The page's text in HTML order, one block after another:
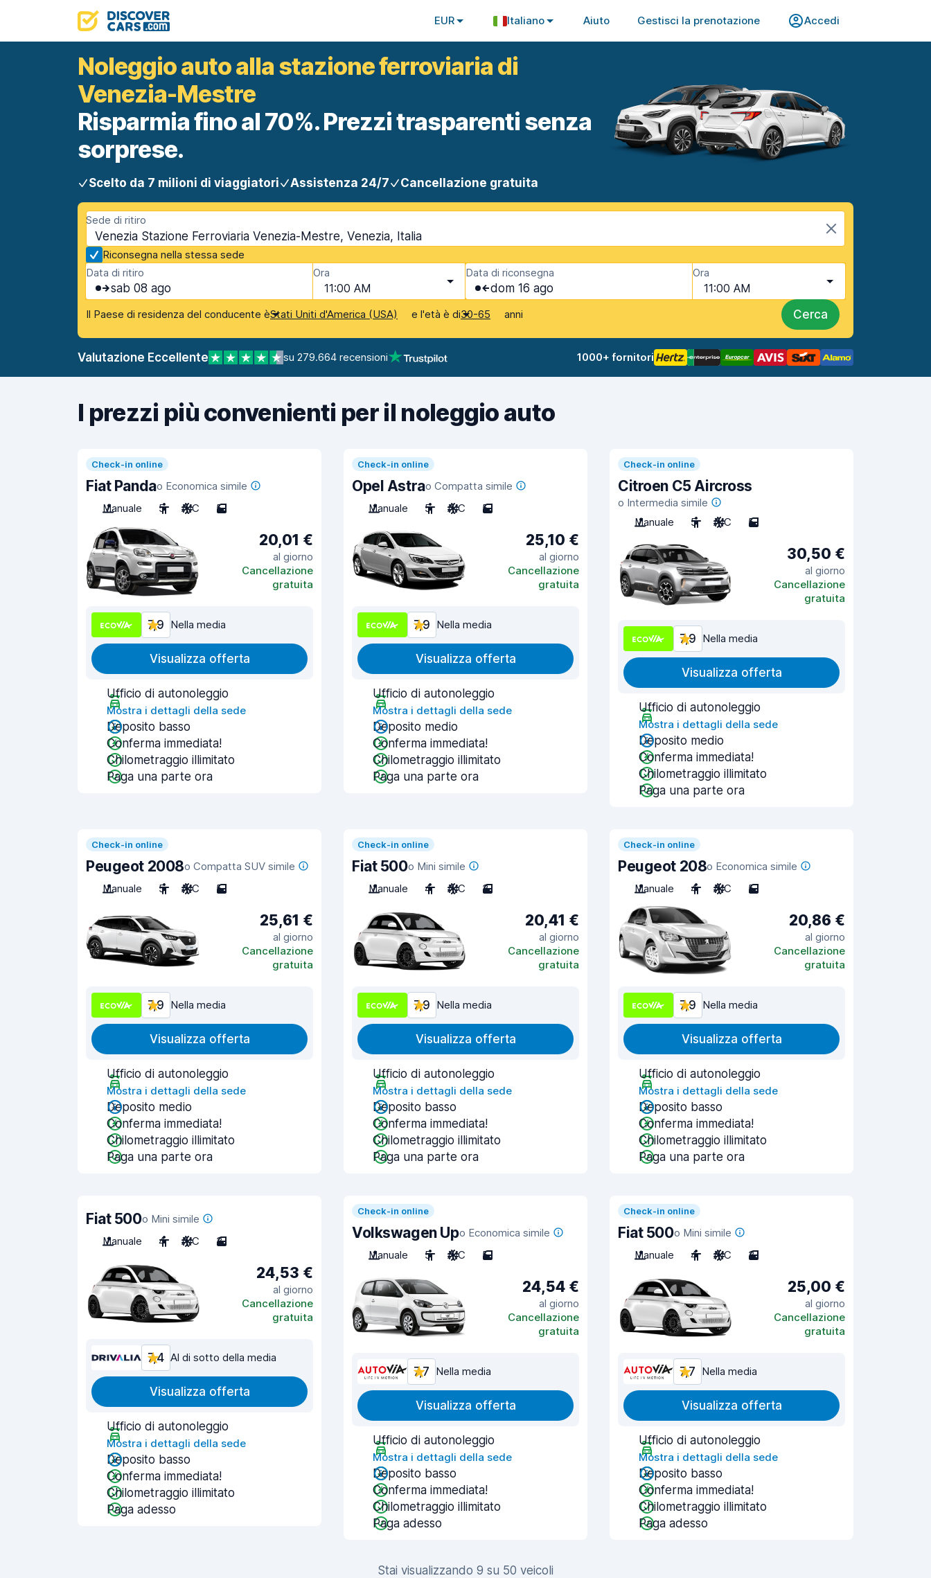
EUR Italiano Aiuto Gestisci la prenotazione Accedi
Noleggio auto alla stazione ferroviaria di
Venezia-Mestre
Risparmia fino al 70%. Prezzi trasparenti senza
sorprese.
Scelto da 7 milioni di viaggiatori Assistenza 24/7 Cancellazione gratuita
Sede di ritiro
Venezia Stazione Ferroviaria Venezia-Mestre, Venezia, Italia
Riconsegna nella stessa sede
Data di ritiro
sab 08 ago
Ora
11:00 AM
Data di riconsegna
dom 16 ago
Ora
11:00 AM
Il Paese di residenza del conducente èStati Uniti d'America (USA) e l'età è di30-65 anni Cerca
Valutazione Eccellente su 279.664 recensioni 1000+ fornitori
I prezzi più convenienti per il noleggio auto
Check-in online
Fiat Pandao Economica simile
Manuale
5 A/C 5
20,01 €
al giorno
Cancellazione
gratuita
7,9 Nella media
Visualizza offerta
Ufficio di autonoleggio
Mostra i dettagli della sede
Deposito basso
Conferma immediata!
Chilometraggio illimitato
Paga una parte ora
Check-in online
Opel Astrao Compatta simile
Manuale
5 A/C 5
25,10 €
al giorno
Cancellazione
gratuita
7,9 Nella media
Visualizza offerta
Ufficio di autonoleggio
Mostra i dettagli della sede
Deposito medio
Conferma immediata!
Chilometraggio illimitato
Paga una parte ora
Check-in online
Citroen C5 Aircross
o Intermedia simile
Manuale
5 A/C 5
30,50 €
al giorno
Cancellazione
gratuita
7,9 Nella media
Visualizza offerta
Ufficio di autonoleggio
Mostra i dettagli della sede
Deposito medio
Conferma immediata!
Chilometraggio illimitato
Paga una parte ora
Check-in online
Peugeot 2008o Compatta SUV simile
Manuale
5 A/C 5
25,61 €
al giorno
Cancellazione
gratuita
7,9 Nella media
Visualizza offerta
Ufficio di autonoleggio
Mostra i dettagli della sede
Deposito medio
Conferma immediata!
Chilometraggio illimitato
Paga una parte ora
Check-in online
Fiat 500o Mini simile
Manuale
4 A/C 3
20,41 €
al giorno
Cancellazione
gratuita
7,9 Nella media
Visualizza offerta
Ufficio di autonoleggio
Mostra i dettagli della sede
Deposito basso
Conferma immediata!
Chilometraggio illimitato
Paga una parte ora
Check-in online
Peugeot 208o Economica simile
Manuale
4 A/C 5
20,86 €
al giorno
Cancellazione
gratuita
7,9 Nella media
Visualizza offerta
Ufficio di autonoleggio
Mostra i dettagli della sede
Deposito basso
Conferma immediata!
Chilometraggio illimitato
Paga una parte ora
Fiat 500o Mini simile
Manuale
4 A/C 3
24,53 €
al giorno
Cancellazione
gratuita
7,4 Al di sotto della media
Visualizza offerta
Ufficio di autonoleggio
Mostra i dettagli della sede
Deposito basso
Conferma immediata!
Chilometraggio illimitato
Paga adesso
Check-in online
Volkswagen Upo Economica simile
Manuale
5 A/C 5
24,54 €
al giorno
Cancellazione
gratuita
7,7 Nella media
Visualizza offerta
Ufficio di autonoleggio
Mostra i dettagli della sede
Deposito basso
Conferma immediata!
Chilometraggio illimitato
Paga adesso
Check-in online
Fiat 500o Mini simile
Manuale
4 A/C 3
25,00 €
al giorno
Cancellazione
gratuita
7,7 Nella media
Visualizza offerta
Ufficio di autonoleggio
Mostra i dettagli della sede
Deposito basso
Conferma immediata!
Chilometraggio illimitato
Paga adesso
Stai visualizzando 9 su 50 veicoli